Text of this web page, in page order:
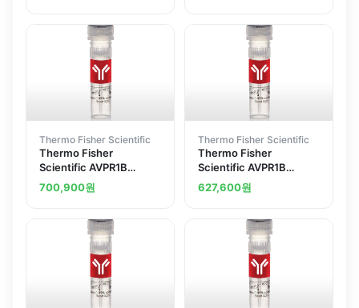
Thermo Fisher Scientific
Thermo Fisher
Scientific AVPR1B
Polyclonal Antibody
700,900원
Thermo Fisher Scientific
Thermo Fisher
Scientific AVPR1B
Polyclonal Antibody
627,600원